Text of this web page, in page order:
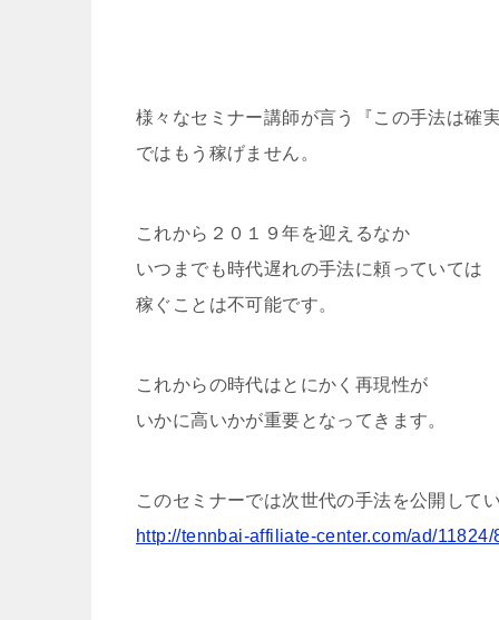
様々なセミナー講師が言う『この手法は確
ではもう稼げません。
これから２０１９年を迎えるなか
いつまでも時代遅れの手法に頼っていては
稼ぐことは不可能です。
これからの時代はとにかく再現性が
いかに高いかが重要となってきます。
このセミナーでは次世代の手法を公開してい
http://tennbai-affiliate-center.com/ad/11824/